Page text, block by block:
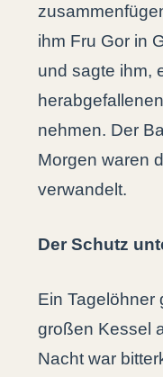
ihm Fru Gor in
und sagte ihm,
nehmen. Der
Morgen waren
verwandelt.
Der Schutz
Ein Tagelöhner
großen Kessel
Nacht war